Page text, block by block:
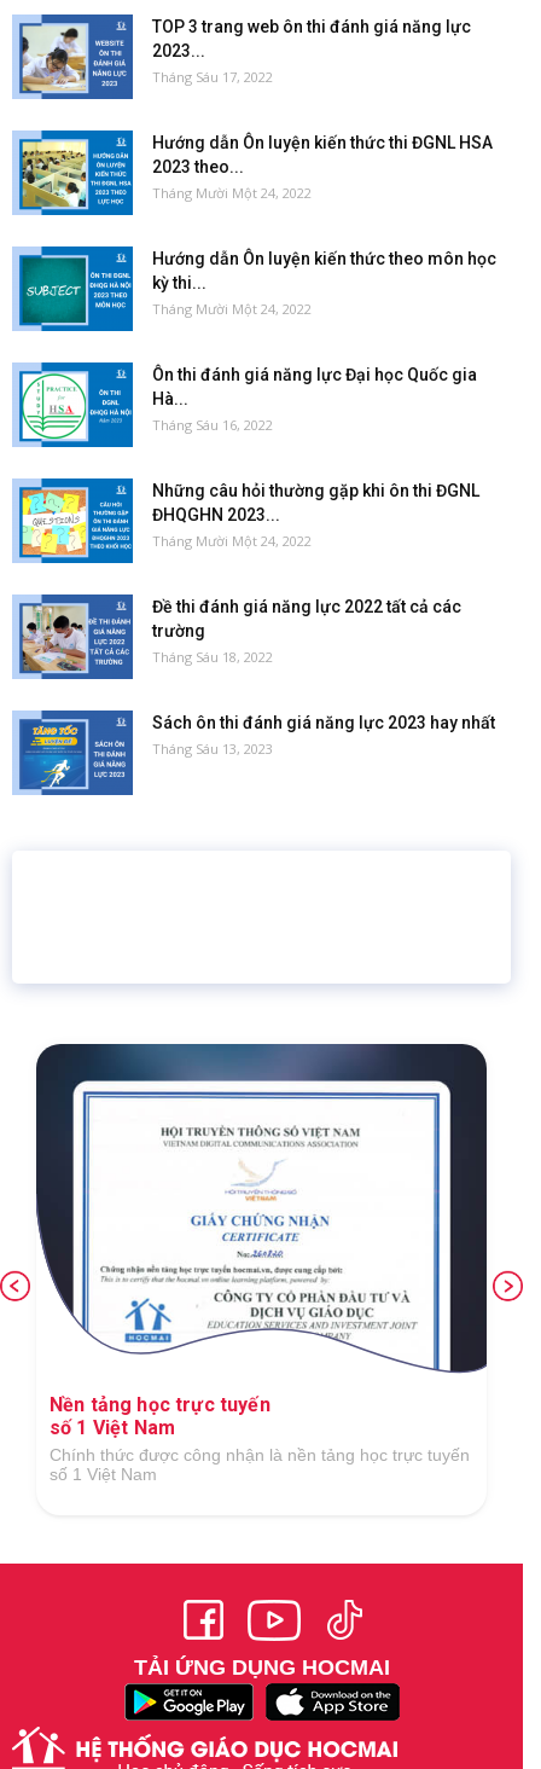
TOP 3 trang web ôn thi đánh giá năng lực
2023...
Tháng Sáu 17, 2022
Hướng dẫn Ôn luyện kiến thức thi ĐGNL HSA
2023 theo...
Tháng Mười Một 24, 2022
Hướng dẫn Ôn luyện kiến thức theo môn học
kỳ thi...
Tháng Mười Một 24, 2022
Ôn thi đánh giá năng lực Đại học Quốc gia
Hà...
Tháng Sáu 16, 2022
Những câu hỏi thường gặp khi ôn thi ĐGNL
ĐHQGHN 2023...
Tháng Mười Một 24, 2022
Đề thi đánh giá năng lực 2022 tất cả các
trường
Tháng Sáu 18, 2022
Sách ôn thi đánh giá năng lực 2023 hay nhất
Tháng Sáu 13, 2023
Nền tảng học trực tuyến
số 1 Việt Nam
Chính thức được công nhận là nền tảng học trực tuyến
số 1 Việt Nam
TẢI ỨNG DỤNG HOCMAI